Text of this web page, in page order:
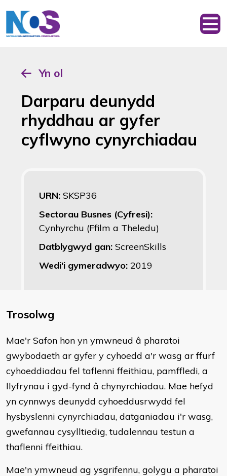
Yn ol
Darparu deunydd
rhyddhau ar gyfer
cyflwyno cynyrchiadau
URN: SKSP36
Sectorau Busnes (Cyfresi):
Cynhyrchu (Ffilm a Theledu)
Datblygwyd gan: ScreenSkills
Wedi'i gymeradwyo: 2019
Trosolwg
​Mae'r Safon hon yn ymwneud â pharatoi
gwybodaeth ar gyfer y cyhoedd a'r wasg ar ffurf
cyhoeddiadau fel taflenni ffeithiau, pamffledi, a
llyfrynau i gyd-fynd â chynyrchiadau. Mae hefyd
yn cynnwys deunydd cyhoeddusrwydd fel
hysbyslenni cynyrchiadau, datganiadau i'r wasg,
gwefannau cysylltiedig, tudalennau testun a
thaflenni ffeithiau.
Mae'n ymwneud ag ysgrifennu, golygu a pharatoi